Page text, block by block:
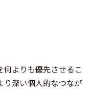
何よりも優先させるこ
り深い個人的なつなが